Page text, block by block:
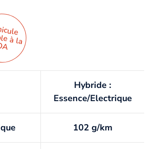
à la
Hybride :
Essence/Electrique
102 g/km